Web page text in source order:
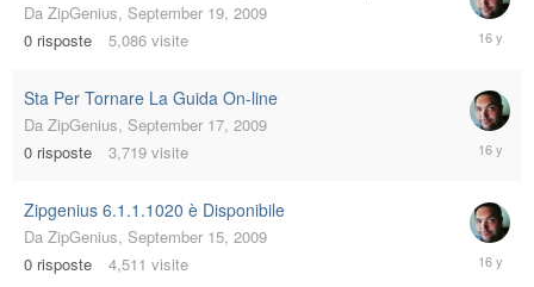
Da ZipGenius, September 19, 2009
0 risposte 5,086 visite
19,
Sta Per Tornare La Guida On-line
Da ZipGenius, September 17, 2009
0 risposte 3,719 visite
17,
Zipgenius 6.1.1.1020 è Disponibile
Da ZipGenius, September 15, 2009
0 risposte 4,511 visite
15,